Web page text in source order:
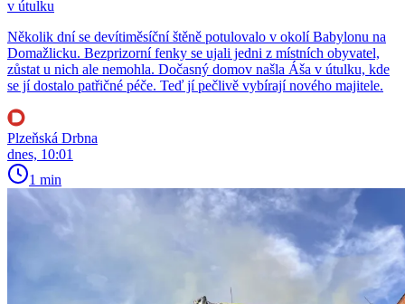
v útulku
Několik dní se devítiměsíční štěně potulovalo v okolí Babylonu na
Domažlicku. Bezprizorní fenky se ujali jedni z místních obyvatel,
zůstat u nich ale nemohla. Dočasný domov našla Áša v útulku, kde
se jí dostalo patřičné péče. Teď jí pečlivě vybírají nového majitele.
Plzeňská Drbna
dnes, 10:01
1 min